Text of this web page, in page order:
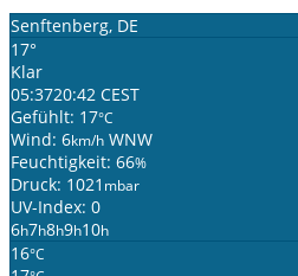
Senftenberg, DE
17°
Klar
05:3720:42 CEST
Gefühlt: 17°C
Wind: 6km/h WNW
Feuchtigkeit: 66%
Druck: 1021 mbar
UV-Index: 0
6h7h8h9h10h
16°C